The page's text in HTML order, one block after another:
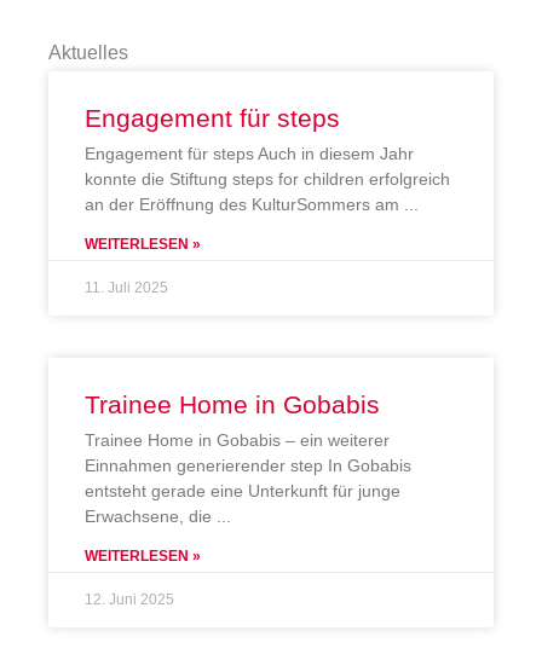
Aktuelles
Engagement für steps
Engagement für steps Auch in diesem Jahr
konnte die Stiftung steps for children erfolgreich
an der Eröffnung des KulturSommers am
WEITERLESEN »
11. Juli 2025
Trainee Home in Gobabis
Trainee Home in Gobabis – ein weiterer
Einnahmen generierender step In Gobabis
entsteht gerade eine Unterkunft für junge
Erwachsene, die
WEITERLESEN »
12. Juni 2025